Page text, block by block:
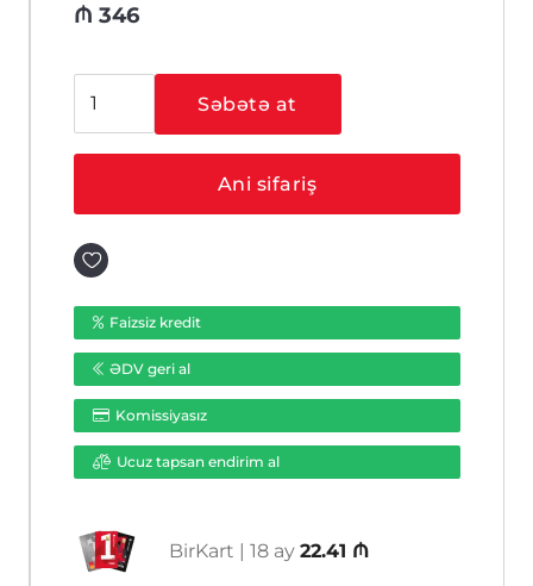
₼ 346
DS-
Unmanaged
switch,
Uplink:
2xRJ45
+
2xSFP,
225W
budget,
m
POE
Səbətə at
Ani sifariş
Faizsiz kredit
ƏDV geri al
Komissiyasız
Ucuz tapsan endirim al
BirKart | 18 ay 22.41 ₼